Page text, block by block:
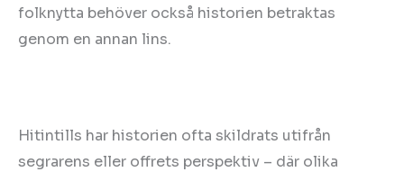
folknytta behöver också historien betraktas
genom en annan lins.
Hitintills har historien ofta skildrats utifrån
segrarens eller offrets perspektiv – där olika